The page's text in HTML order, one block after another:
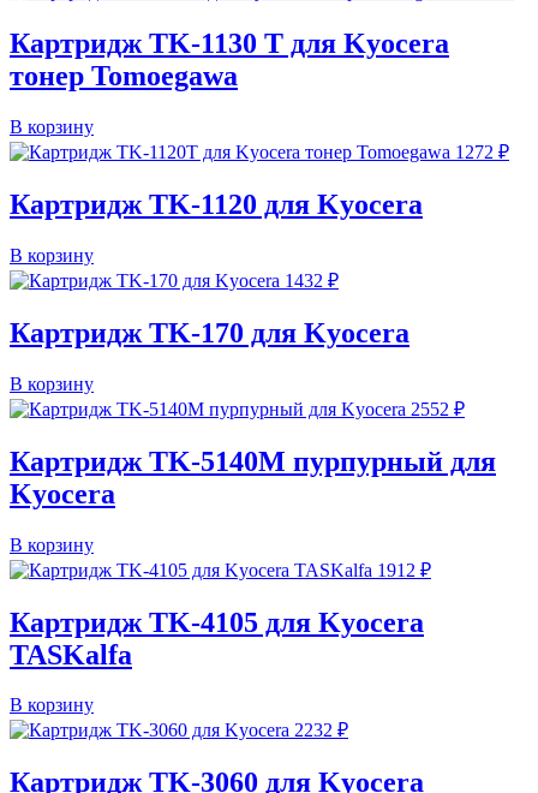
Картридж TK-1130 T для Kyocera
тонер Tomoegawa
В корзину
1272 ₽
Картридж TK-1120 для Kyocera
В корзину
1432 ₽
Картридж TK-170 для Kyocera
В корзину
2552 ₽
Картридж TK-5140M пурпурный для
Kyocera
В корзину
1912 ₽
Картридж TK-4105 для Kyocera
TASKalfa
В корзину
2232 ₽
Картридж TK-3060 для Kyocera